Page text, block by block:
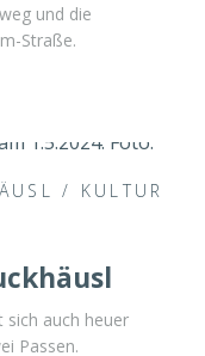
und die
Straße.
/ KULTUR
sich auch heuer
Passen.